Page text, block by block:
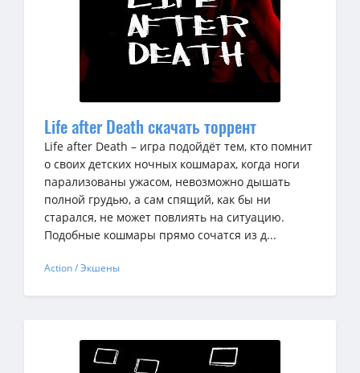
Life after Death скачать торрент
Life after Death – игра подойдёт тем, кто помнит
о своих детских ночных кошмарах, когда ноги
парализованы ужасом, невозможно дышать
полной грудью, а сам спящий, как бы ни
старался, не может повлиять на ситуацию.
Подобные кошмары прямо сочатся из д...
Action / Экшены